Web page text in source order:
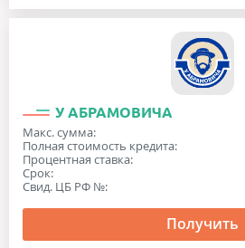
У АБРАМОВИЧА
Макс. сумма:
Полная стоимость кредита:
Процентная ставка:
Срок:
Свид. ЦБ РФ №:
Получить